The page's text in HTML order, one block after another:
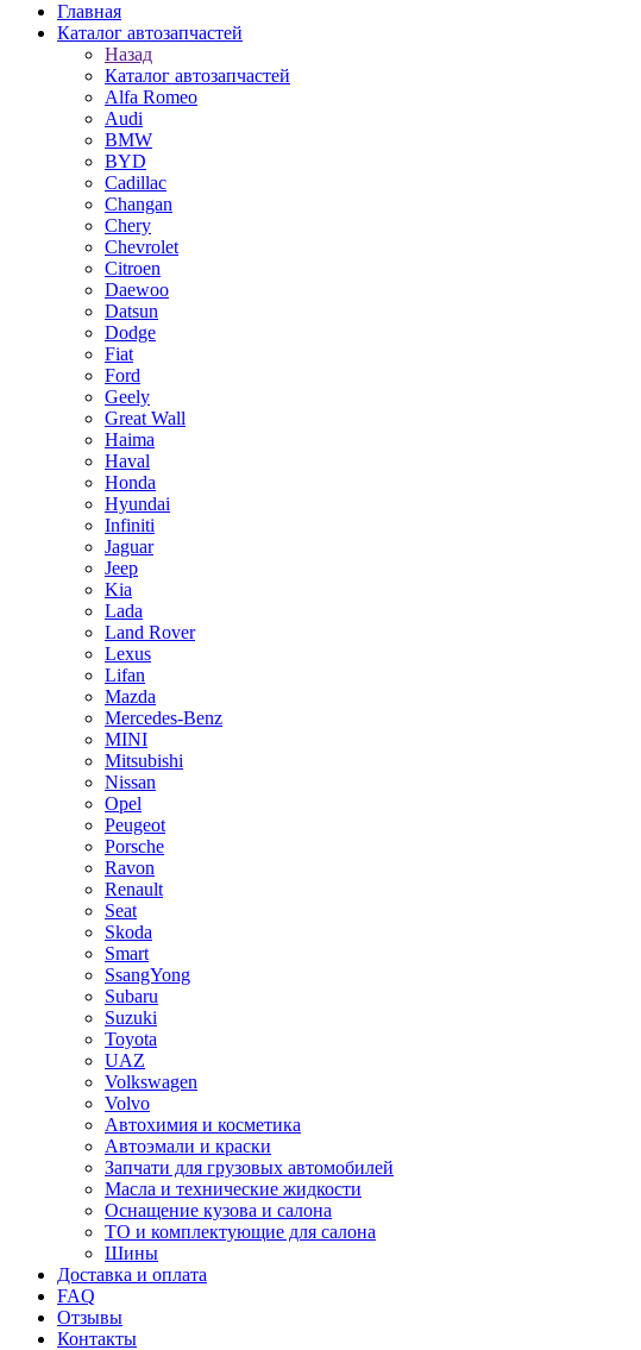
Главная
Каталог автозапчастей
Назад
Каталог автозапчастей
Alfa Romeo
Audi
BMW
BYD
Cadillac
Changan
Chery
Chevrolet
Citroen
Daewoo
Datsun
Dodge
Fiat
Ford
Geely
Great Wall
Haima
Haval
Honda
Hyundai
Infiniti
Jaguar
Jeep
Kia
Lada
Land Rover
Lexus
Lifan
Mazda
Mercedes-Benz
MINI
Mitsubishi
Nissan
Opel
Peugeot
Porsche
Ravon
Renault
Seat
Skoda
Smart
SsangYong
Subaru
Suzuki
Toyota
UAZ
Volkswagen
Volvo
Автохимия и косметика
Автоэмали и краски
Запчати для грузовых автомобилей
Масла и технические жидкости
Оснащение кузова и салона
ТО и комплектующие для салона
Шины
Доставка и оплата
FAQ
Отзывы
Контакты